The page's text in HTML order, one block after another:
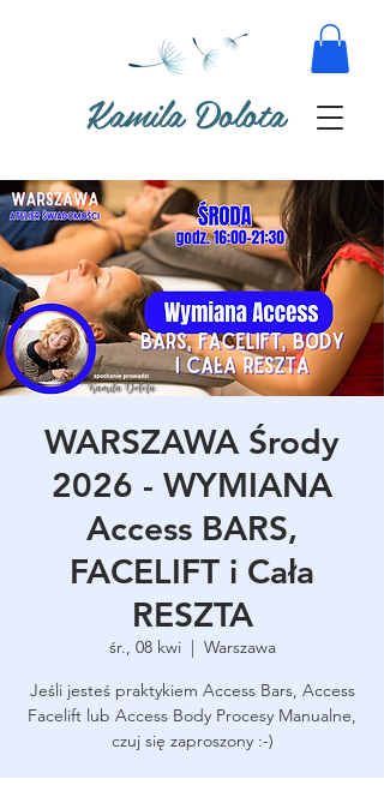
Kamila Dolota
WARSZAWA Środy
2026 - WYMIANA
Access BARS,
FACELIFT i Cała
RESZTA
śr., 08 kwi
  |
Warszawa
Jeśli jesteś praktykiem Access Bars, Access
Facelift lub Access Body Procesy Manualne,
czuj się zaproszony :-)